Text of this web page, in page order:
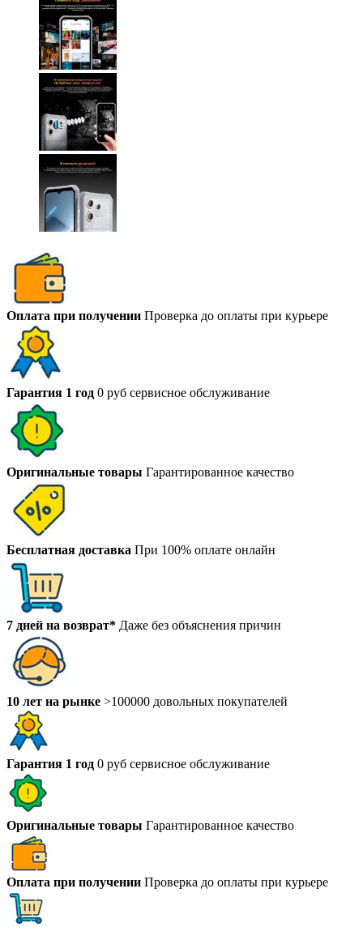
Оплата при получении Проверка до оплаты при курьере
Гарантия 1 год 0 руб сервисное обслуживание
Оригинальные товары Гарантированное качество
Бесплатная доставка При 100% оплате онлайн
7 дней на возврат* Даже без объяснения причин
10 лет на рынке >100000 довольных покупателей
Гарантия 1 год 0 руб сервисное обслуживание
Оригинальные товары Гарантированное качество
Оплата при получении Проверка до оплаты при курьере